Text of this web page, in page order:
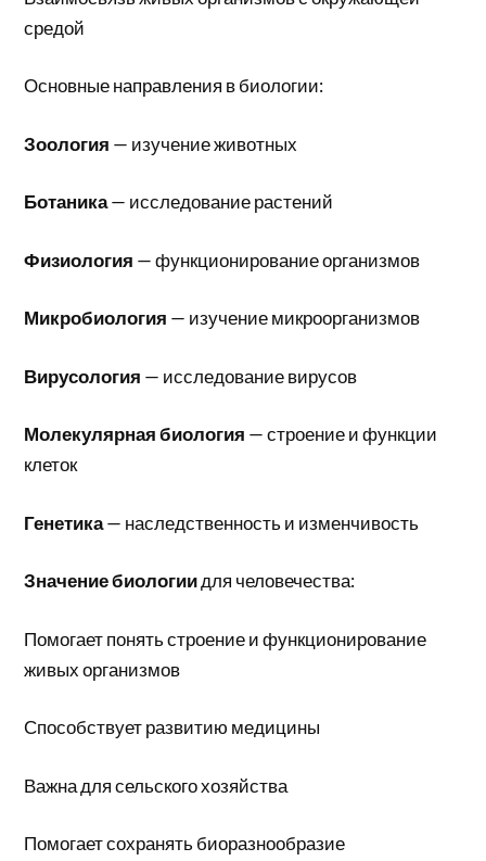
средой
Основные направления в биологии:
Зоология — изучение животных
Ботаника— исследование растений
Физиология — функционирование организмов
Микробиология — изучение микроорганизмов
Вирусология — исследование вирусов
Молекулярная биология — строение и функции
клеток
Генетика— наследственность и изменчивость
Значение биологиидля человечества:
Помогает понять строение и функционирование
живых организмов
Способствует развитию медицины
Важна для сельского хозяйства
Помогает сохранять биоразнообразие